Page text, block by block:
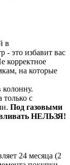
в
- это избавит вас
корректное
на которые
колонну.
с
Под газовыми
НЕЛЬЗЯ!
24 месяца (2